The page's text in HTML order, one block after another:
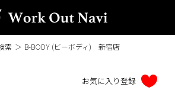
索 ＞ B-BODY (ビーボディ) 新宿店